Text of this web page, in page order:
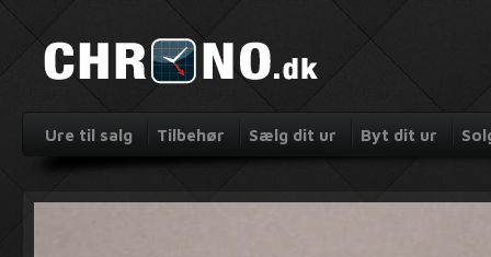
Ure til salg Tilbehør Sælg dit ur Byt dit ur